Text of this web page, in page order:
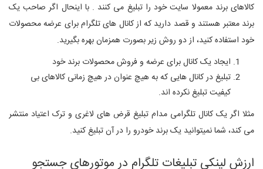
کالاهای برند معمولا سایت خود را تبلیغ می کنند . با اینحال اگر صاحب یک
برند معتبر هستند و قصد دارید که از کانال های تلگرام برای عرضه محصولات
خود استفاده کنید، از دو روش زیر بصورت همزمان بهره بگیرید.
ایجاد یک کانال برای عرضه و فروش محصولات برند خود
تبلیغ در کانال هایی که به هیچ عنوان در هیچ زمانی کالاهای بی
کیفیت تبلیغ نکرده اند.
مثلا اگر یک کانال تلگرامی مدام تبلیغ قرض های لاغری و ترک اعتیاد منتشر
می کند، شما نمیتوانید یک برند خودرو را در آن تبلیغ کنید.
ارزش لینکی تبلیغات تلگرام در موتورهای جستجو